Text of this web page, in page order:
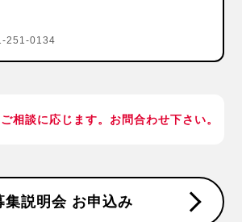
251-0134
ご相談に応じます。 お問合わせ下さい。
集説明会 お申込み